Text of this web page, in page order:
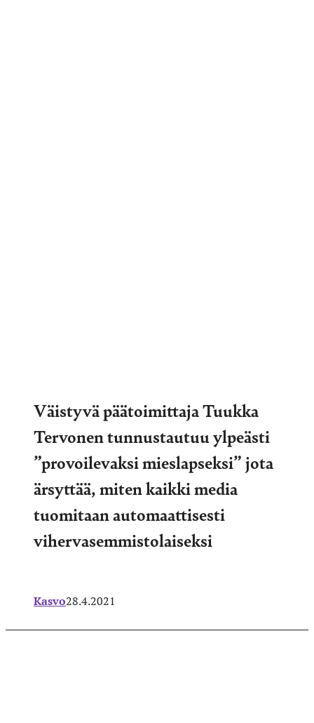
Väistyvä päätoimittaja Tuukka
Tervonen tunnustautuu ylpeästi
”provoilevaksi mieslapseksi” jota
ärsyttää, miten kaikki media
tuomitaan automaattisesti
vihervasemmistolaiseksi
Kasvo28.4.2021